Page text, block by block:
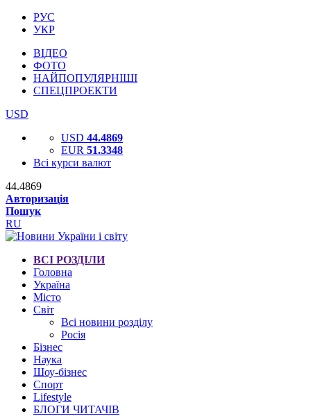
РУС
УКР
ВІДЕО
ФОТО
НАЙПОПУЛЯРНІШІ
СПЕЦПРОЕКТИ
USD
USD 44.4869
EUR 51.3348
Всі курси валют
44.4869
Авторизація
Пошук
RU
ВСІ РОЗДІЛИ
Головна
Україна
Місто
Світ
Всі новини розділу
Росія
Бізнес
Наука
Шоу-бізнес
Спорт
Lifestyle
БЛОГИ ЧИТАЧІВ